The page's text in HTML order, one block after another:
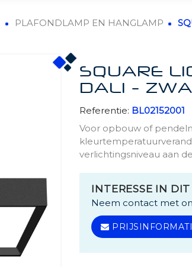
PLAFONDLAMP EN HANGLAMP
SQUARE
DALI -
Referentie: BL02152001
Voor opbouw of
verlichtingsniveau aan
INTERESSE IN
Neem contact met